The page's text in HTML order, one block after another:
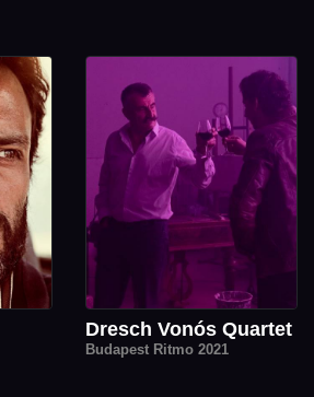
Dresch Vonós Quartet
Budapest Ritmo 2021